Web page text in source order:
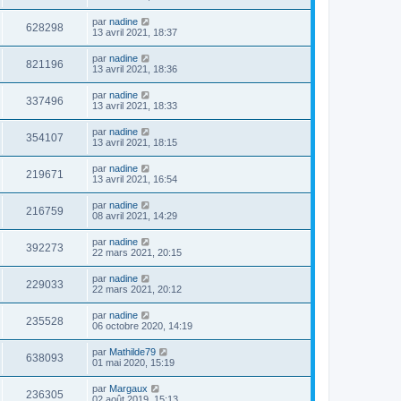
628298 par nadine
13 avril 2021, 18:37
821196 par nadine
13 avril 2021, 18:36
337496 par nadine
13 avril 2021, 18:33
354107 par nadine
13 avril 2021, 18:15
219671 par nadine
13 avril 2021, 16:54
216759 par nadine
08 avril 2021, 14:29
392273 par nadine
22 mars 2021, 20:15
229033 par nadine
22 mars 2021, 20:12
235528 par nadine
06 octobre 2020, 14:19
638093 par Mathilde79
01 mai 2020, 15:19
236305 par Margaux
02 août 2019, 15:13